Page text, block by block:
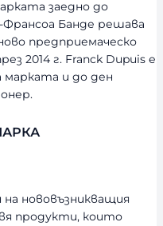
заедно до
Банде решава
предприемаческо
2014 г. Franck Dupuis е
и до ден
нововъзникващия
продукти, които